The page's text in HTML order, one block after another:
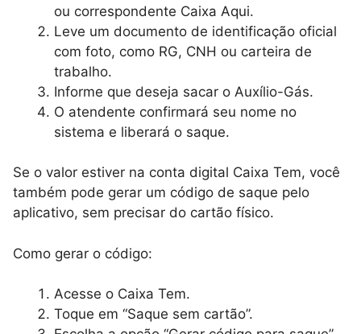
ou correspondente Caixa Aqui.
Leve um documento de identificação oficial
com foto, como RG, CNH ou carteira de
trabalho.
Informe que deseja sacar o Auxílio-Gás.
O atendente confirmará seu nome no
sistema e liberará o saque.
Se o valor estiver na conta digital Caixa Tem, você
também pode gerar um código de saque pelo
aplicativo, sem precisar do cartão físico.
Como gerar o código:
Acesse o Caixa Tem.
Toque em “Saque sem cartão”.